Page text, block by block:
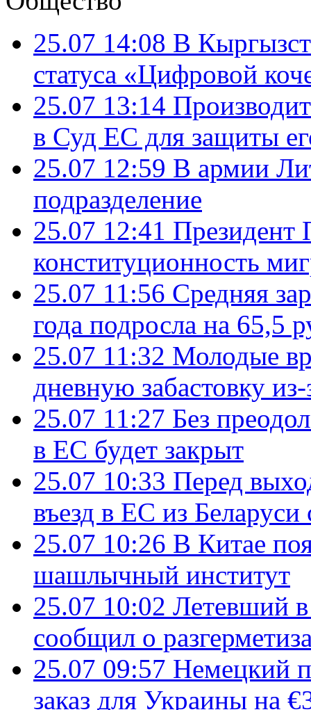
25.07 14:08 В
статуса «Цифровой
25.07 13:14
в Суд ЕС для защиты
25.07 12:59 В армии
подразделение
25.07 12:41 Президент
конституционность
25.07 11:56 Средняя
года подросла на 65,5
25.07 11:32 Молодые
дневную забастовку
25.07 11:27 Без
в ЕС будет закрыт
25.07 10:33 Перед
въезд в ЕС из Беларуси
25.07 10:26 В Китае
шашлычный институт
25.07 10:02 Летевший
сообщил о
25.07 09:57 Немецкий
заказ для Украины на